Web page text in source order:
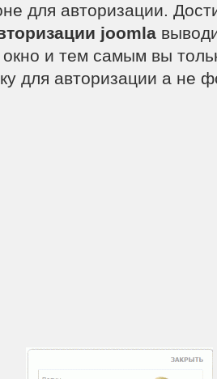
для авторизации.
joomla
и тем самым вы
для авторизации а не